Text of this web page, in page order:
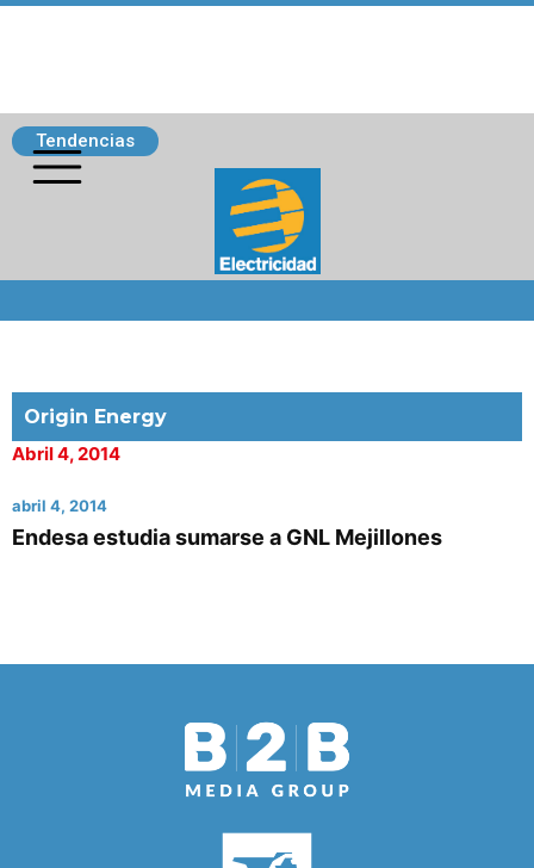
Tendencias
Origin Energy
Abril 4, 2014
abril 4, 2014
Endesa estudia sumarse a GNL Mejillones